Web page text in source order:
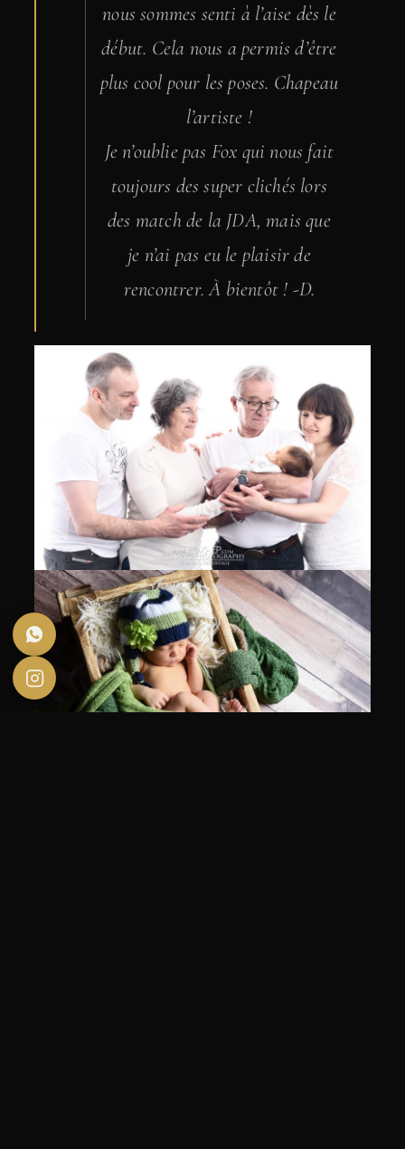
nous sommes senti à l’aise dès le
début. Cela nous a permis d’être
plus cool pour les poses. Chapeau
l’artiste !
Je n’oublie pas Fox qui nous fait
toujours des super clichés lors
des match de la JDA, mais que
je n’ai pas eu le plaisir de
rencontrer. À bientôt ! -D.